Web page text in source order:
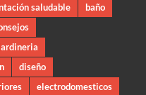
saludable
baño
diseño
electrodomesticos